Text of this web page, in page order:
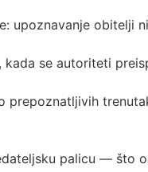
upoznavanje obitelji
se autoriteti
prepoznatljivih
palicu — što